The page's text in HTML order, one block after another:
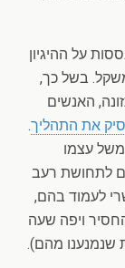
על ההיגיון
בשל כך,
האנשים
את התהליך.
עצמו
לתחושת רעב
לעמוד בהם,
ויפה שעה
שנמנענו מהם).